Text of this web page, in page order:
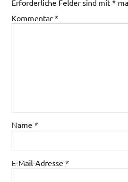
Erforderliche Felder sind mit *
Kommentar *
Name *
E-Mail-Adresse *